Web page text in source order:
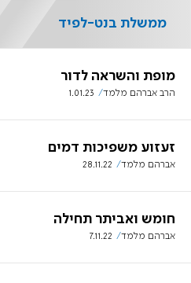
מופת והשראה לדור
הרב אברהם מלמד 1.01.23
זעזוע משפיכות דמים
אברהם מלמד 28.11.22
חומש ואביתר תחילה
אברהם מלמד 7.11.22
ממשלת בנט-לפיד